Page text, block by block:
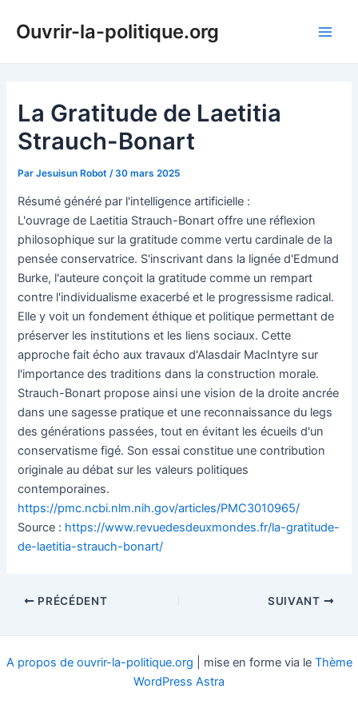
Ouvrir-la-politique.org
La Gratitude de Laetitia
Strauch-Bonart
ParJesuisun Robot /30 mars 2025
Résumé généré par l'intelligence artificielle :
L'ouvrage de Laetitia Strauch-Bonart offre une réflexion
philosophique sur la gratitude comme vertu cardinale de la
pensée conservatrice. S'inscrivant dans la lignée d'Edmund
Burke, l'auteure conçoit la gratitude comme un rempart
contre l'individualisme exacerbé et le progressisme radical.
Elle y voit un fondement éthique et politique permettant de
préserver les institutions et les liens sociaux. Cette
approche fait écho aux travaux d'Alasdair MacIntyre sur
l'importance des traditions dans la construction morale.
Strauch-Bonart propose ainsi une vision de la droite ancrée
dans une sagesse pratique et une reconnaissance du legs
des générations passées, tout en évitant les écueils d'un
conservatisme figé. Son essai constitue une contribution
originale au débat sur les valeurs politiques
contemporaines.
https://pmc.ncbi.nlm.nih.gov/articles/PMC3010965/
Source : https://www.revuedesdeuxmondes.fr/la-gratitude-
de-laetitia-strauch-bonart/
NavigationPRÉCÉDENT SUIVANT
A propos de ouvrir-la-politique.org | mise en forme via le Thème
WordPress Astra